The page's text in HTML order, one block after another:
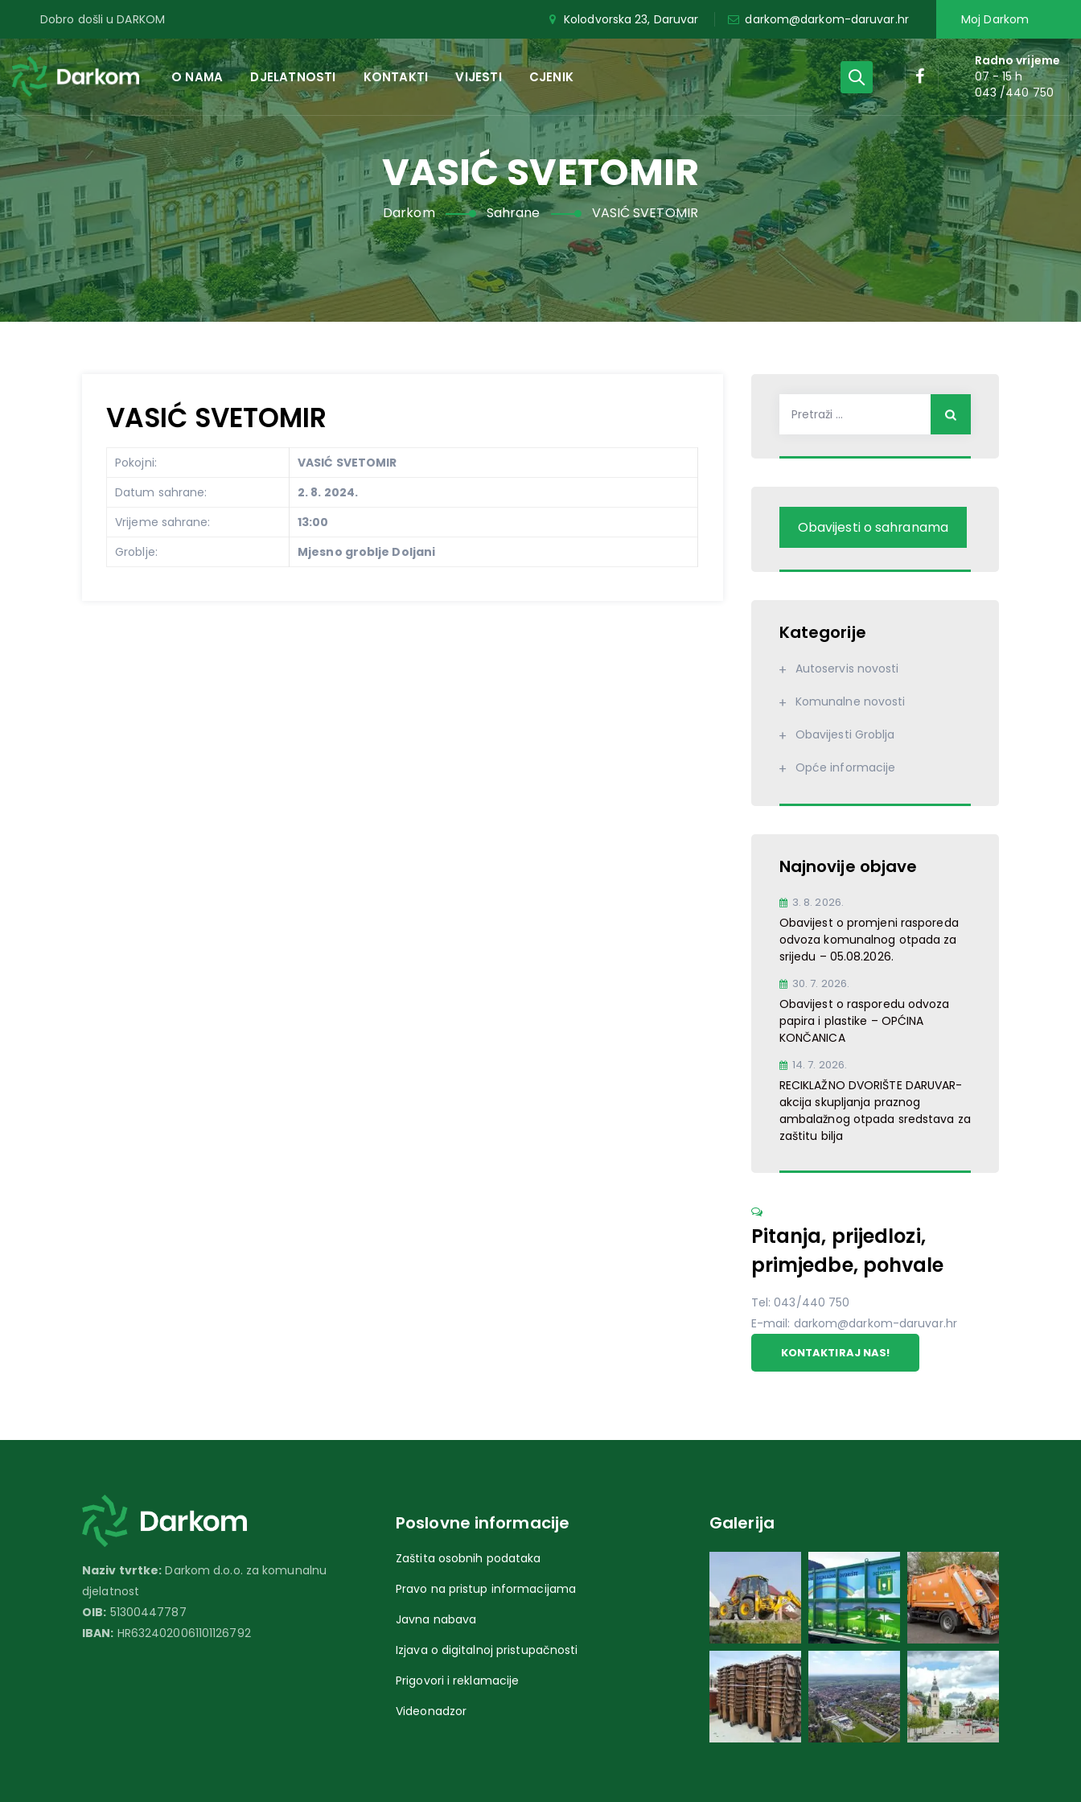
Dobro došli u DARKOM Kolodvorska 23, Daruvar darkom@darkom-daruvar.hr Moj Darkom
Radno vrijeme
07 - 15 h
043 /440 750
O NAMA DJELATNOSTI KONTAKTI VIJESTI CJENIK
VASIĆ SVETOMIR
Darkom Sahrane VASIĆ SVETOMIR
VASIĆ SVETOMIR
Pokojni:
VASIĆ SVETOMIR
Datum sahrane:
2. 8. 2024.
Vrijeme sahrane:
13:00
Groblje:
Mjesno groblje Doljani
Obavijesti o sahranama
Kategorije
Autoservis novosti
Komunalne novosti
Obavijesti Groblja
Opće informacije
Najnovije objave
3. 8. 2026.
Obavijest o promjeni rasporeda
odvoza komunalnog otpada za
srijedu – 05.08.2026.
30. 7. 2026.
Obavijest o rasporedu odvoza
papira i plastike – OPĆINA
KONČANICA
14. 7. 2026.
RECIKLAŽNO DVORIŠTE DARUVAR-
akcija skupljanja praznog
ambalažnog otpada sredstava za
zaštitu bilja
Pitanja, prijedlozi,
primjedbe, pohvale
Tel: 043/440 750
E-mail: darkom@darkom-daruvar.hr
KONTAKTIRAJ NAS!
Naziv tvrtke: Darkom d.o.o. za komunalnu
djelatnost
OIB: 51300447787
IBAN: HR6324020061101126792
Poslovne informacije
Zaštita osobnih podataka
Pravo na pristup informacijama
Javna nabava
Izjava o digitalnoj pristupačnosti
Prigovori i reklamacije
Videonadzor
Galerija